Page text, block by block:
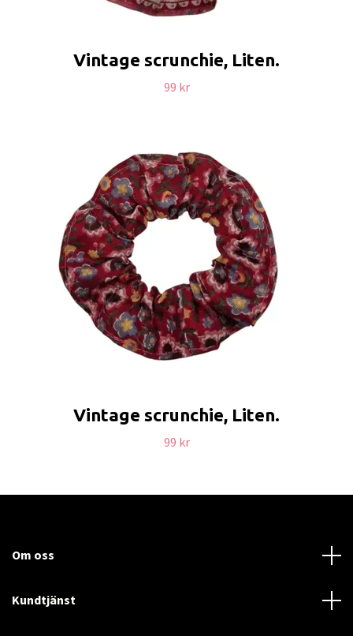
Vintage scrunchie, Liten.
99 kr
Vintage scrunchie, Liten.
99 kr
Om oss
Kundtjänst